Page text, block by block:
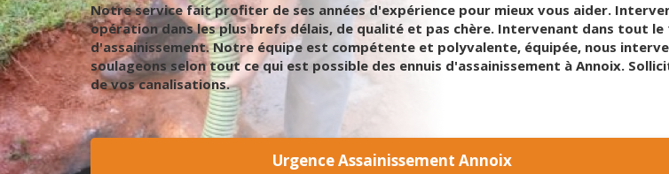
Notre service fait profiter de ses années d'expérience pour mieux vous aider.
opération dans les plus brefs délais, de qualité et pas chère. Intervenant dans tout le
d'assainissement. Notre équipe est compétente et polyvalente, équipée, nous
soulageons selon tout ce qui est possible des ennuis d'assainissement à Annoix.
de vos canalisations.
Urgence Assainissement Annoix